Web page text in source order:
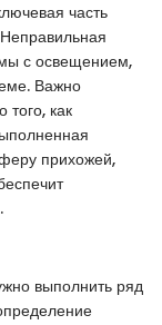
часть
с освещением,
Важно
как
прихожей,
выполнить ряд